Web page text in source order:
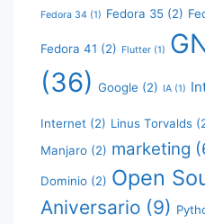
Fedora 34 (1) Fedora 35 (2)
Fedora 41 (2) Flutter (1)
(36) Google (2) IA (1)
Internet (2) Linus Torvalds
Manjaro (2) marketing
Dominio (2) Open
Aniversario (9)